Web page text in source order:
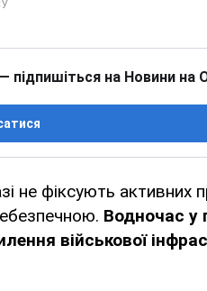
підпишіться на Новини на
не фіксують активних
Водночас у
військової